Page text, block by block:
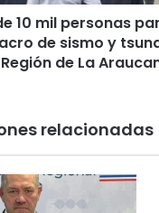
10 mil personas
de sismo y
Región de La
relacionadas